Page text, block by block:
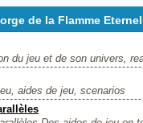
de la Flamme
du jeu et de son univers,
aides de jeu, scenarios